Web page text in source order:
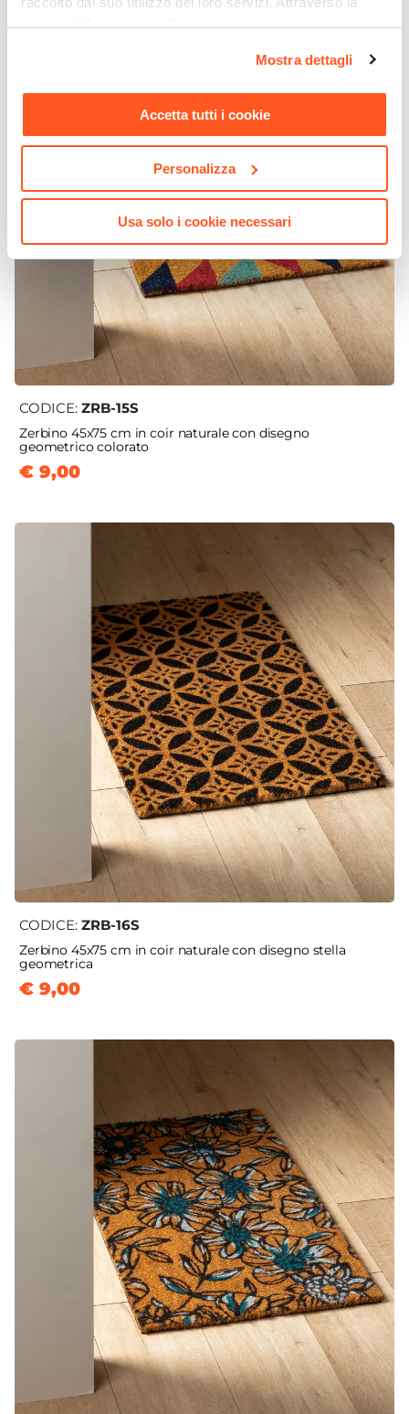
sezione "Mostra dettagli" è possibile gestire le proprie
momento. Per maggiori informazioni si invita a leggere la
nostraCookie Policy.
Mostra dettagli
Accetta tutti i cookie
Personalizza
Usa solo i cookie necessari
CODICE: ZRB-15S
Zerbino 45x75 cm in coir naturale con disegno
geometrico colorato
€ 9,00
CODICE: ZRB-16S
Zerbino 45x75 cm in coir naturale con disegno stella
geometrica
€ 9,00